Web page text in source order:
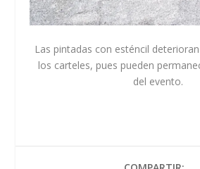
Las pintadas con esténcil
los carteles, pues pueden
del evento.